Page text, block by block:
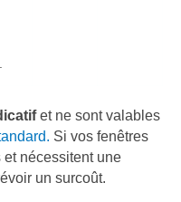
et ne sont valables
Si vos fenêtres
nécessitent une
un surcoût.